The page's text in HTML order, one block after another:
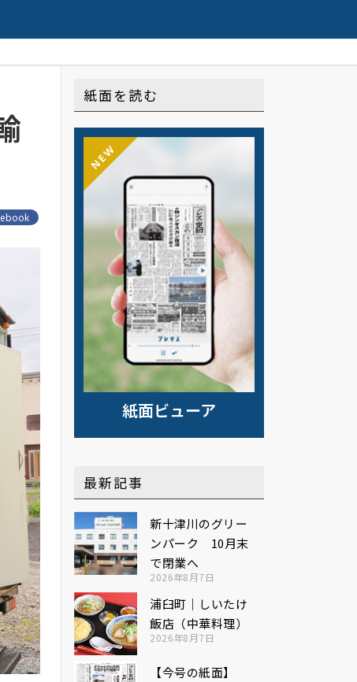
紙面を読む
紙面ビューア
NEW
最新記事
新十津川のグリー
ンパーク 10月末
で閉業へ
2026年8月7日
浦臼町｜しいたけ
飯店（中華料理）
2026年8月7日
【今号の紙面】